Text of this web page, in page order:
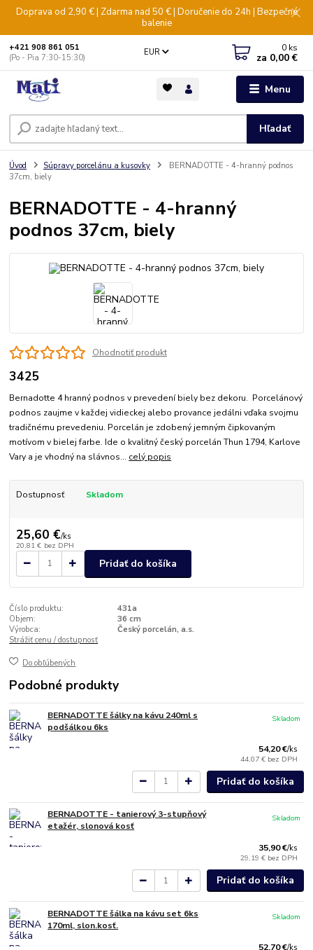
Doprava od 2,90 € | Zdarma nad 50 € | Doručenie do 24h | Bezpečné
balenie
Menu
EUR
Hľadať
+421 908 861 051
(Po - Pia 7:30-15:30)
0 ks
za 0,00 €
Úvod Súpravy porcelánu a kusovky
BERNADOTTE - 4-hranný podnos
37cm, biely
BERNADOTTE - 4-hranný
podnos 37cm, biely
Ohodnotiť produkt
3425
Bernadotte 4 hranný podnos v prevedení biely bez dekoru. Porcelánový
podnos zaujme v každej vidieckej alebo provance jedálni vďaka svojmu
tradičnému prevedeniu. Porcelán je zdobený jemným čipkovaným
motívom v bielej farbe. Ide o kvalitný český porcelán Thun 1794, Karlove
Vary a je vhodný na slávnos... celý popis
Dostupnosť Skladom
25,60 €/ks
20,81 € bez DPH
Pridať do košíka
Číslo produktu:
431a
Objem:
36 cm
Výrobca:
Český porcelán, a.s.
Strážiť cenu / dostupnosť
Do obľúbených
Podobné produkty
BERNADOTTE šálky na kávu 240ml s
podšálkou 6ks
54,20 €/ks
44,07 € bez DPH
Skladom
Pridať do košíka
BERNADOTTE - tanierový 3-stupňový
etažér, slonová kosť
35,90 €/ks
29,19 € bez DPH
Skladom
Pridať do košíka
BERNADOTTE šálka na kávu set 6ks
170ml, slon.kosť.
52,70 €/ks
Skladom